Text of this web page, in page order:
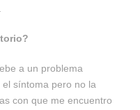
a un problema
síntoma pero no la
con que me encuentro